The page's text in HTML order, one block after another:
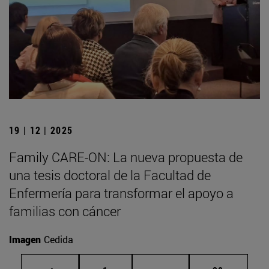
19 | 12 | 2025
Family CARE-ON: La nueva propuesta de
una tesis doctoral de la Facultad de
Enfermería para transformar el apoyo a
familias con cáncer
Imagen Cedida